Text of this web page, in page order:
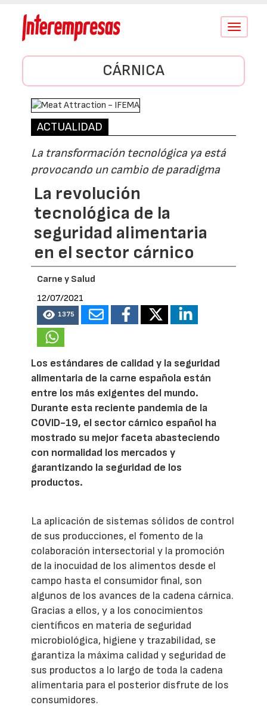
Conmutar
CÁRNICA
ACTUALIDAD
La transformación tecnológica ya está
provocando un cambio de paradigma
La revolución
tecnológica de la
seguridad alimentaria
en el sector cárnico
Carne y Salud
12/07/2021
1375
Los estándares de calidad y la seguridad
alimentaria de la carne española están
entre los más exigentes del mundo.
Durante esta reciente pandemia de la
COVID-19, el sector cárnico español ha
mostrado su mejor faceta abasteciendo
con normalidad los mercados y
garantizando la seguridad de los
productos.
La aplicación de sistemas sólidos de control
de sus producciones, el fomento de la
colaboración intersectorial y la promoción
de la inocuidad de los alimentos desde el
campo hasta el consumidor final, son
algunos de los avances de la cadena cárnica.
Gracias a ellos, y a los conocimientos
científicos en materia de seguridad
microbiológica, higiene y trazabilidad, se
garantiza la máxima calidad y seguridad de
sus productos a lo largo de toda la cadena
alimentaria para el posterior disfrute de los
consumidores.